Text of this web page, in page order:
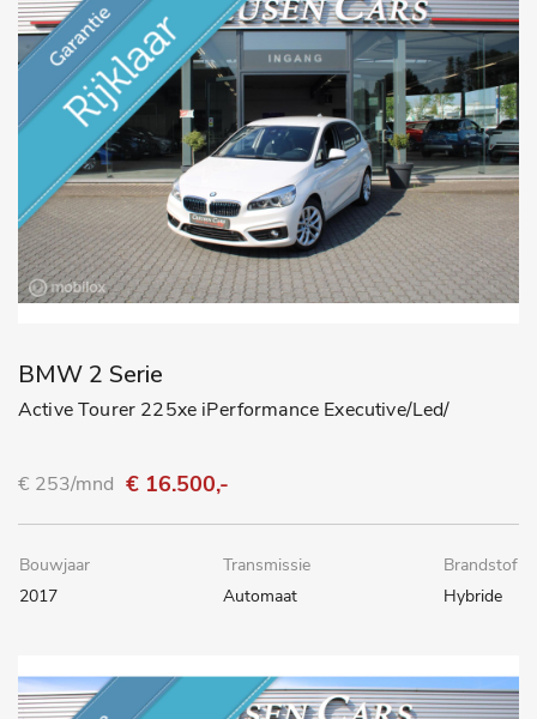
BMW 2 Serie
Active Tourer 225xe iPerformance Executive/Led/
€ 253/mnd € 16.500,-
Bouwjaar
2017
Transmissie
Automaat
Brandstof
Hybride